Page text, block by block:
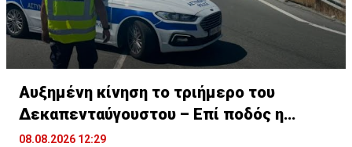
Αυξημένη κίνηση το τριήμερο του
Δεκαπενταύγουστου – Επί ποδός η
Αστυνομία
08.08.2026 12:29